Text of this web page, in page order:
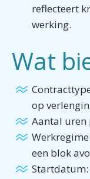
reflecteert
werking.
Wat
op
Aantal uren
een blok